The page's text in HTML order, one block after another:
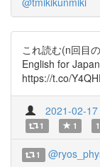
これ読む(n回目
English for
https://t.co/
2021-02-17
1 1
1